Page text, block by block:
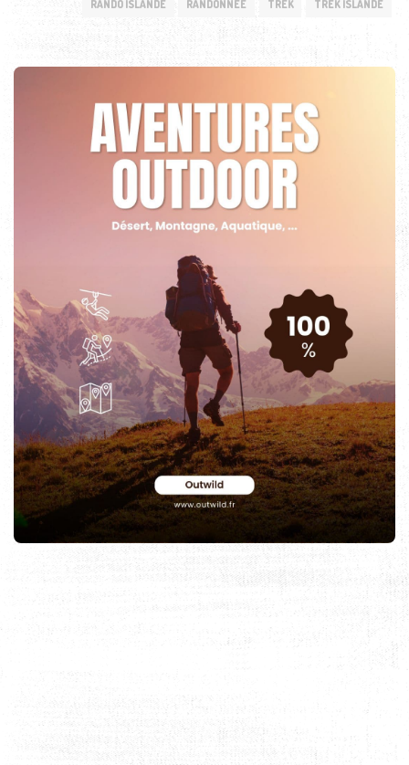
RANDO ISLANDE RANDONNÉE TREK TREK ISLANDE